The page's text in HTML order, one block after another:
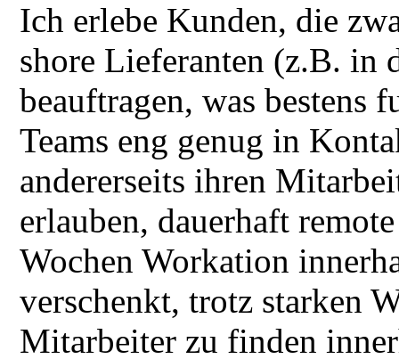
Ich erlebe Kunden, die
shore Lieferanten (z.B. in
beauftragen, was bestens
Teams eng genug in
andererseits ihren
erlauben, dauerhaft
Wochen Workation
verschenkt, trotz starken
Mitarbeiter zu finden